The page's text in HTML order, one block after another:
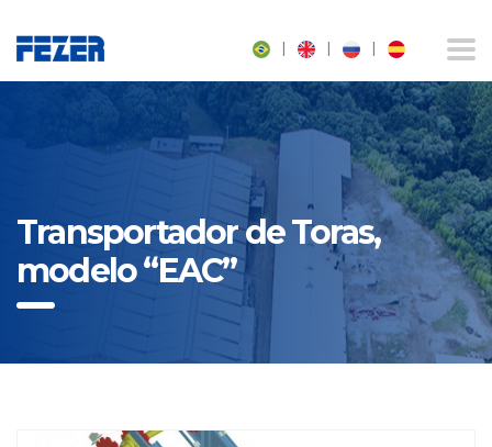
| | |
Transportador de Toras,
modelo “EAC”